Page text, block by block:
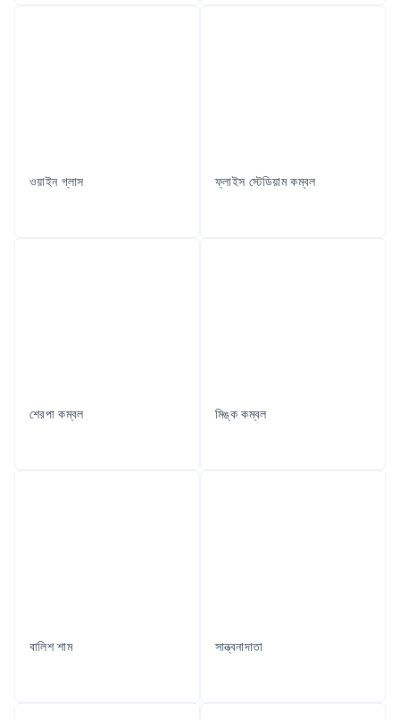
ওয়াইন গ্লাস ফ্লাইস স্টেডিয়াম কম্বল
শেরপা কম্বল মিঙ্ক কম্বল
বালিশ শাম সান্ত্বনাদাতা